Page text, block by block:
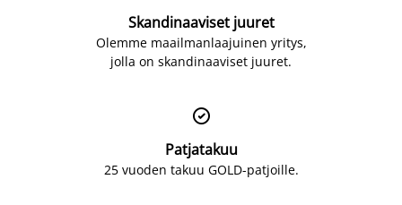
Skandinaaviset juuret
Olemme maailmanlaajuinen yritys,
jolla on skandinaaviset juuret.

Patjatakuu
25 vuoden takuu GOLD-patjoille.